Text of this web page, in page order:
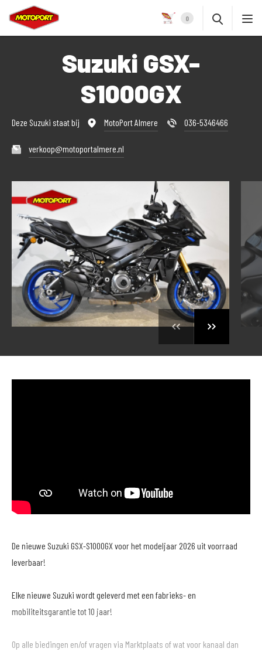
0
Suzuki GSX-
S1000GX
Deze Suzuki staat bij MotoPort Almere 036-5346466
verkoop@motoportalmere.nl
De nieuwe Suzuki GSX-S1000GX voor het modeljaar 2026 uit voorraad
leverbaar!
Elke nieuwe Suzuki wordt geleverd met een fabrieks- en
mobiliteitsgarantie tot 10 jaar!
Op alle biedingen en/of vragen via Marktplaats of wat voor kanaal dan